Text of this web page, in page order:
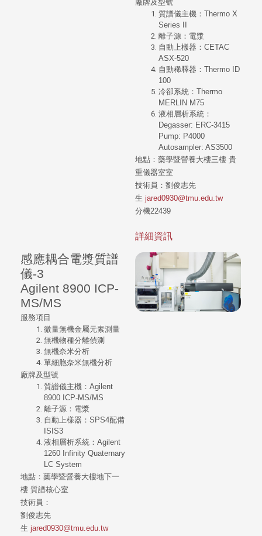
廠牌及型號
質譜儀主機：Thermo X
Series II
離子源：電漿
自動上樣器：CETAC
ASX-520
自動稀釋器：Thermo ID
100
冷卻系統：Thermo
MERLIN M75
液相層析系統：
Degasser: ERC-3415
Pump: P4000
Autosampler: AS3500
地點：藥學暨營養大樓三樓 貴
重儀器室室
技術員：劉俊志先
生jared0930@tmu.edu.tw
分機22439
詳細資訊
感應耦合電漿質譜
儀-3
Agilent 8900 ICP-
MS/MS
服務項目
微量無機金屬元素測量
無機物種分離偵測
無機奈米分析
單細胞奈米無機分析
廠牌及型號
質譜儀主機：Agilent
8900 ICP-MS/MS
離子源：電漿
自動上樣器：SPS4配備
ISIS3
液相層析系統：Agilent
1260 Infinity Quaternary
LC System
地點：藥學暨營養大樓地下一
樓 質譜核心室
技術員：
劉俊志先
生jared0930@tmu.edu.tw